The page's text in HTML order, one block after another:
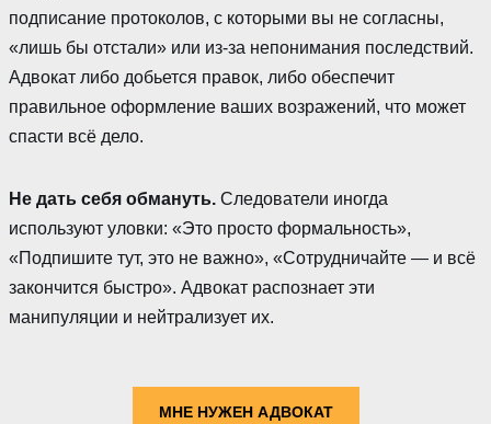
подписание протоколов, с которыми вы не согласны,
«лишь бы отстали» или из-за непонимания последствий.
Адвокат либо добьется правок, либо обеспечит
правильное оформление ваших возражений, что может
спасти всё дело.
Не дать себя обмануть.Следователи иногда
используют уловки: «Это просто формальность»,
«Подпишите тут, это не важно», «Сотрудничайте — и всё
закончится быстро». Адвокат распознает эти
манипуляции и нейтрализует их.
МНЕ НУЖЕН АДВОКАТ